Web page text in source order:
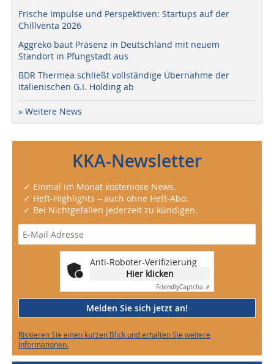
Frische Impulse und Perspektiven: Startups auf der
Chillventa 2026
Aggreko baut Präsenz in Deutschland mit neuem
Standort in Pfungstadt aus
BDR Thermea schließt vollständige Übernahme der
italienischen G.I. Holding ab
» Weitere News
KKA-Newsletter
✓ Einmal im Monat kostenlose News.
✓ Heft-Highlights – auch ohne Heft-Abo.
✓ Bei Nichtgefallen jederzeit zu kündigen.
Anti-Roboter-Verifizierung
Hier klicken
FriendlyCaptcha ⇗
Melden Sie sich jetzt an!
Riskieren Sie einen kurzen Blick und erhalten Sie weitere
Informationen.